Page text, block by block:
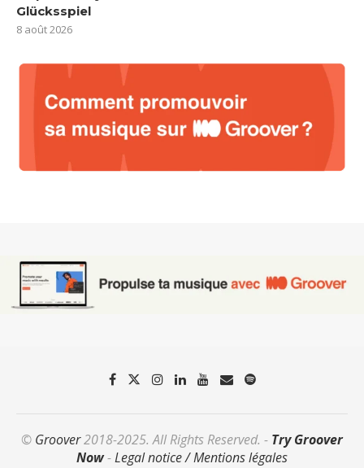
Glücksspiel
8 août 2026
© Groover2018-2025. All Rights Reserved. - Try Groover
Now-Legal notice / Mentions légales